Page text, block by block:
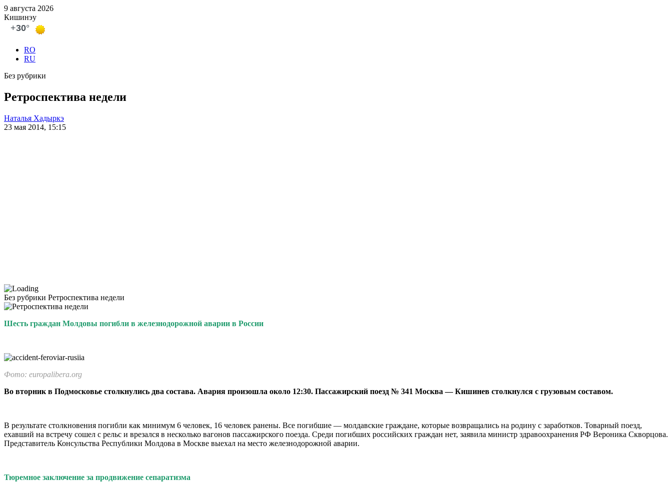
9 августа 2026
Кишинэу
RO
RU
Без рубрики
Ретроспектива недели
Наталья Хадыркэ
23 мая 2014, 15:15
Без рубрики Ретроспектива недели
Шесть граждан Молдовы погибли в железнодорожной аварии в России
Фото: europalibera.org
Во вторник в Подмос­ковье столкнулись два состава. Авария произошла около 12:30. Пассажирс­кий поезд № 341 Москва — Кишинев столкнулся с грузовым составом.
В результате столкнове­ния погибли как минимум 6 человек, 16 человек ра­нены. Все погибшие — мол­давские граждане, кото­рые возвращались на ро­дину с заработков. Товар­ный поезд,
ехавший на встречу сошел с рельс и врезался в несколько ваго­нов пассажирского поезда. Среди погибших российских граждан нет, заявила министр здравоохранения РФ Вероника Скворцова.
Представитель Консульс­тва Республики Молдова в Москве выехал на мес­то железнодорожной ава­рии.
Тюремное заключение за продвижение сепаратизма